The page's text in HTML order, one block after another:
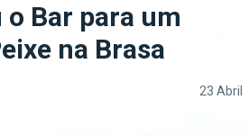
Bar para um
na Brasa
23 Abril